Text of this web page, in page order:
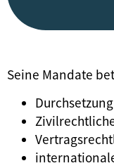
Seine Mandate